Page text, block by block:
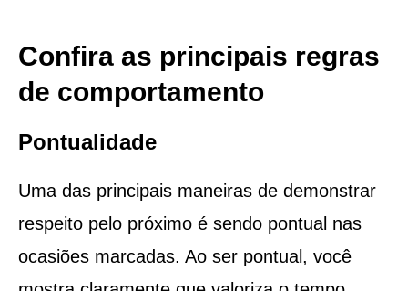
Confira as principais regras
de comportamento
Pontualidade
Uma das principais maneiras de demonstrar
respeito pelo próximo é sendo pontual nas
ocasiões marcadas. Ao ser pontual, você